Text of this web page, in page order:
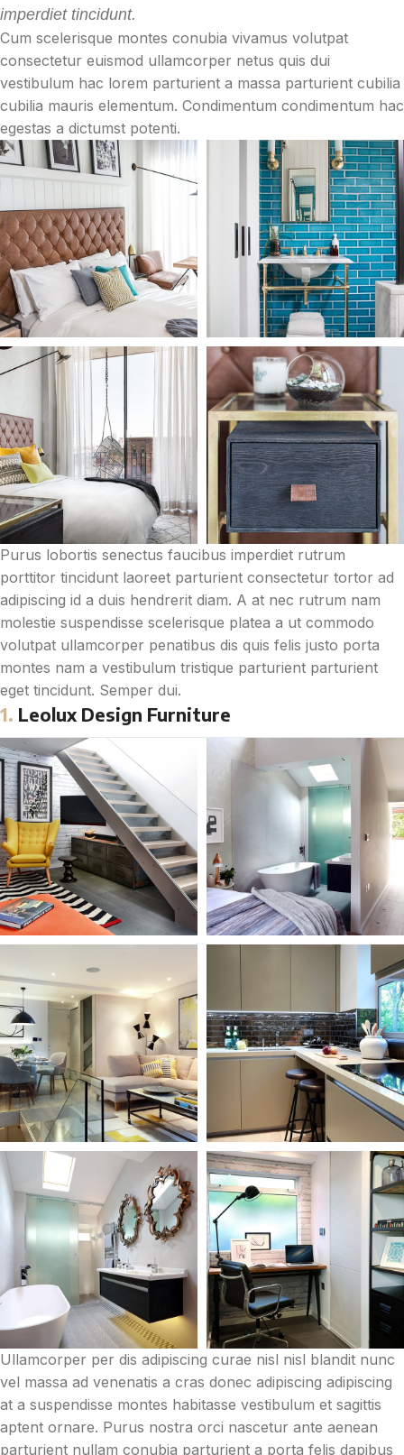
imperdiet tincidunt.
Cum scelerisque montes conubia vivamus volutpat
consectetur euismod ullamcorper netus quis dui
vestibulum hac lorem parturient a massa parturient cubilia
cubilia mauris elementum. Condimentum condimentum hac
egestas a dictumst potenti.
Purus lobortis senectus faucibus imperdiet rutrum
porttitor tincidunt laoreet parturient consectetur tortor ad
adipiscing id a duis hendrerit diam. A at nec rutrum nam
molestie suspendisse scelerisque platea a ut commodo
volutpat ullamcorper penatibus dis quis felis justo porta
montes nam a vestibulum tristique parturient parturient
eget tincidunt. Semper dui.
1. Leolux Design Furniture
Ullamcorper per dis adipiscing curae nisl nisl blandit nunc
vel massa ad venenatis a cras donec adipiscing adipiscing
at a suspendisse montes habitasse vestibulum et sagittis
aptent ornare. Purus nostra orci nascetur ante aenean
parturient nullam conubia parturient a porta felis dapibus